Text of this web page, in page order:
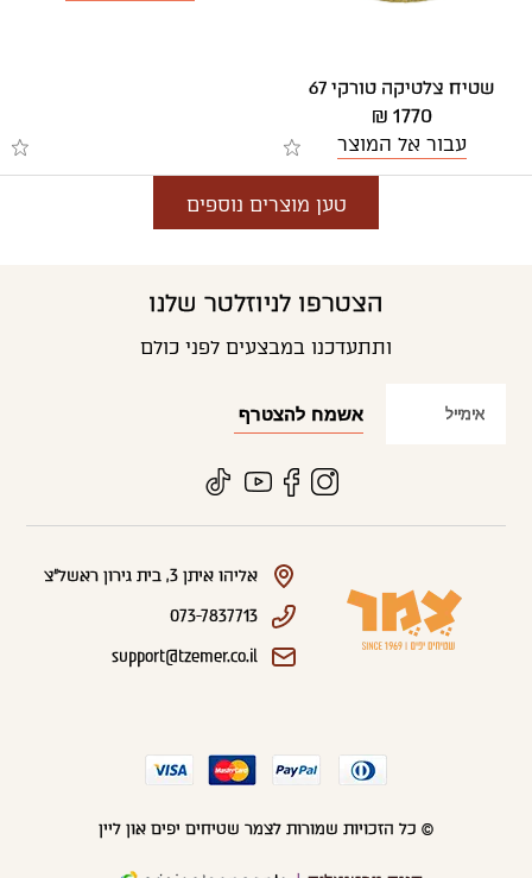
שטיח צלטיקה טורקי 67
1770 ₪
עבור אל המוצר
טען מוצרים נוספים
הצטרפו לניוזלטר שלנו
ותתעדכנו במבצעים לפני כולם
אליהו איתן 3, בית גירון ראשל"צ
073-7837713
support@tzemer.co.il
© כל הזכויות שמורות לצמר שטיחים יפים און ליין